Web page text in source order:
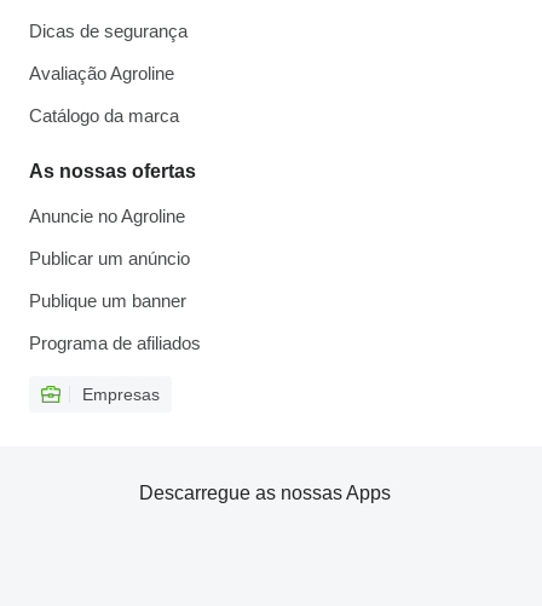
Dicas de segurança
Avaliação Agroline
Catálogo da marca
As nossas ofertas
Anuncie no Agroline
Publicar um anúncio
Publique um banner
Programa de afiliados
Empresas
Descarregue as nossas Apps